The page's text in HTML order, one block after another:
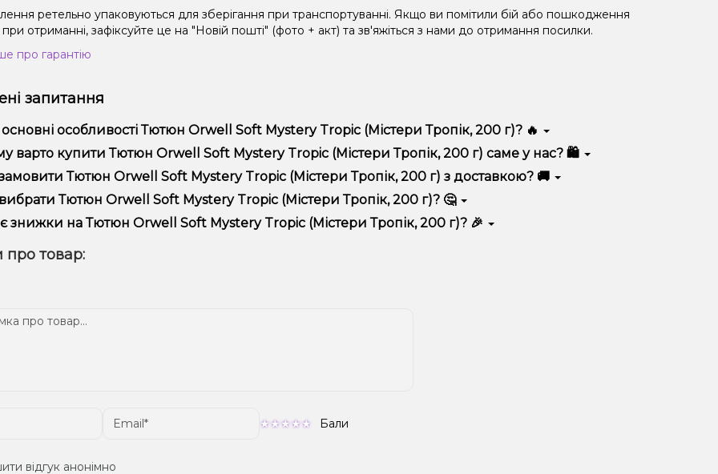
ретельно упаковуються для зберігання при транспортуванні. Якщо ви помітили бій або пошкодження
отриманні, зафіксуйте це на "Новій пошті" (фото + акт) та зв'яжіться з нами до отримання посилки.
про гарантію
запитання
основні особливості Тютюн Orwell Soft Mystery Tropic (Містери Тропік, 200 г)? 🔥
Orwell Soft Mystery Tropic (Містери Тропік, 200 г) відрізняється високою якістю, зручністю використання та
варто купити Тютюн Orwell Soft Mystery Tropic (Містери Тропік, 200 г) саме у нас? 🛍️
тільки оригінальну продукцію, широкий асортимент, вигідні ціни та швидку доставку. Крім того, у нас
Тютюн Orwell Soft Mystery Tropic (Містери Тропік, 200 г) з доставкою? 🚚
замовлення можна в кілька кліків:
Додайте Тютюн Orwell Soft Mystery Tropic (Містери Тропік, 200 г) до кошика.
Виберіть зручний спосіб оплати та доставки.
Тютюн Orwell Soft Mystery Tropic (Містери Тропік, 200 г)? 🤔
залежить від ваших уподобань – наприклад, якщо це кальян, враховуйте розмір, матеріал та тип чаші, якщо
– потужність та смак. Наші менеджери допоможуть підібрати ідеальний варіант.
знижки на Тютюн Orwell Soft Mystery Tropic (Містери Тропік, 200 г)? 🎉
телеграм-каналі, щоб не проґавити вигідні пропозиції!
про товар:
Бали
відгук анонімно